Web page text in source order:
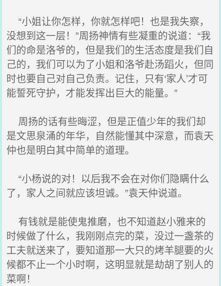
“小姐让你怎样，你就怎样吧！也是我失察，
没想到这一层！”周扬神情有些凝重的说道：“我
们的命是洛爷的，但是我们的生活态度是我们自
己的，我们可以为了小姐和洛爷赴汤蹈火，但同
时也要自己对自己负责。记住，只有‘家人’才可
能誓死守护，才能发挥出巨大的能量。”
周扬的话有些晦涩，但是正值少年的我们却
是文思泉涌的年华，自然能懂其中深意，而袁天
仲也是明白其中简单的道理。
“小杨说的对！以后我不会在对你们隐瞒什么
了，家人之间就应该坦诚。”袁天仲说道。
有钱就是能使鬼推磨，也不知道赵小雅来的
时候做了什么，我刚刚点完的菜，没过一盏茶的
工夫就送来了，要知道那一大只的烤羊腿要的火
候都不止一个小时啊，这明显就是劫胡了别人的
菜啊！